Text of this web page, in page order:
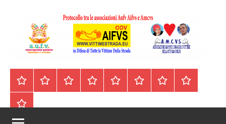
contenuto
A.I.F.V.S.
–
Associazione
difesa
di
tutte
HomepageSegnalazioni
Nord
Centro
Sud
ContattiIncidenti
Il
Archivio